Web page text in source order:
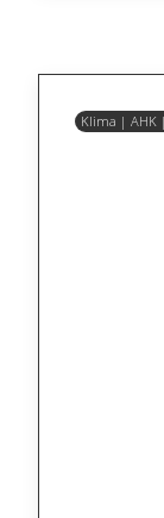
Klima | AHK